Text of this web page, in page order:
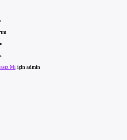
Mı için admin